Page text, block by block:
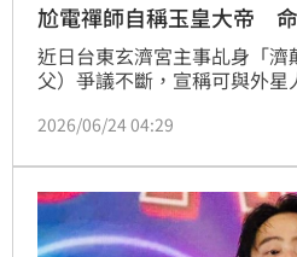
尬電禪師自稱玉皇大帝
近日台東玄濟宮主事乩身「
父）爭議不斷，宣稱可與外
分。如今命理師沈嶸透過通靈
2026/06/24 04:29